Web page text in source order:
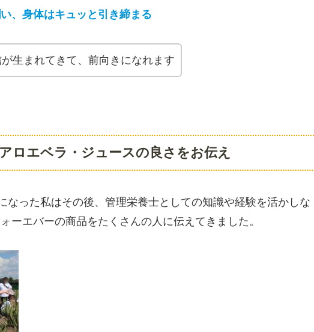
、身体はキュッと引き締まる
生まれてきて、前向きになれます
ロエベラ・ジュースの良さをお伝え
なった私はその後、管理栄養士としての知識や経験を活かしな
ーエバーの商品をたくさんの人に伝えてきました。